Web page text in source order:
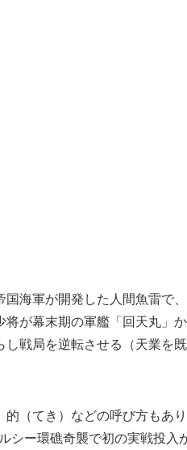
海軍が開発した人間魚雷で
が幕末期の軍艦「回天丸」
戦局を逆転させる（天業を
（てき）などの呼び方もあ
シー環礁奇襲で初の実戦投入